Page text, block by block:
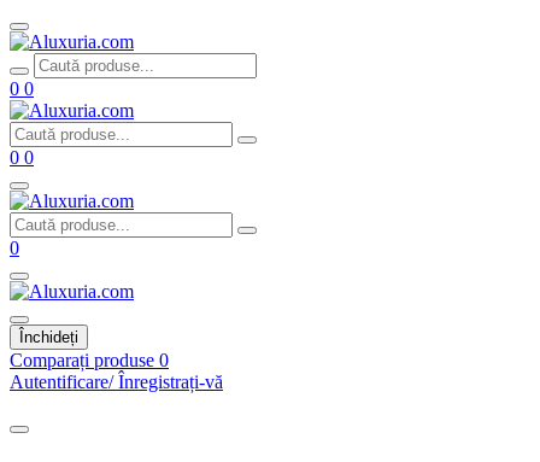
0 0
0 0
0
Închideți
Comparați produse 0
Autentificare/ Înregistrați-vă